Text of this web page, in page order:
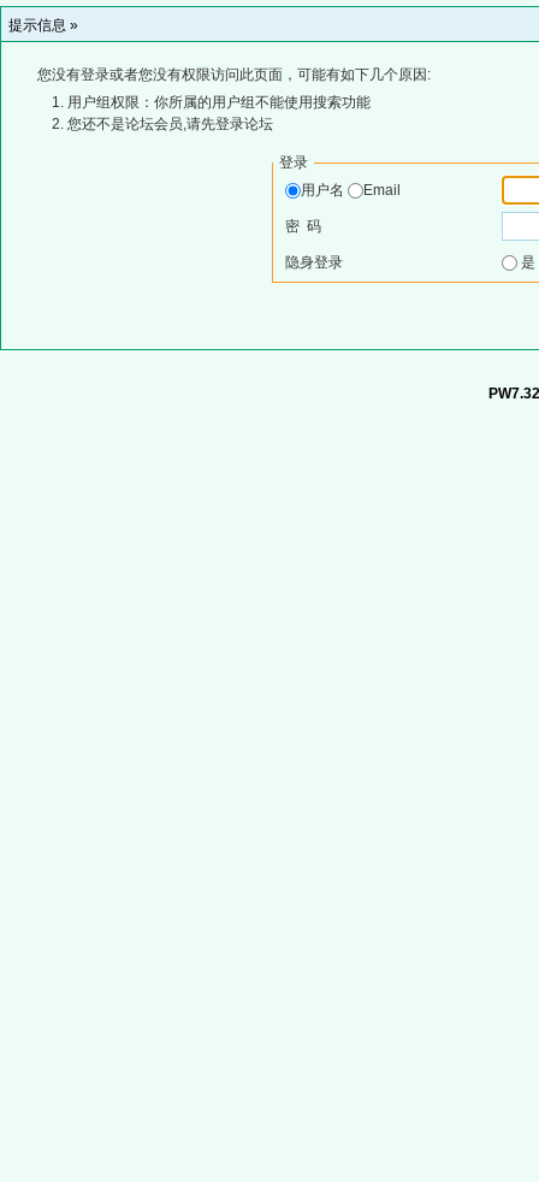
提示信息 »
您没有登录或者您没有权限访问此页面，可能有如下几个原因:
用户组权限：你所属的用户组不能使用搜索功能
您还不是论坛会员,请先登录论坛
登录
用户名
Email
密 码
隐身登录